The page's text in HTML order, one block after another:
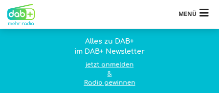
MENÜ
Alles zu DAB+
im DAB+ Newsletter
jetzt anmelden
&
Radio gewinnen